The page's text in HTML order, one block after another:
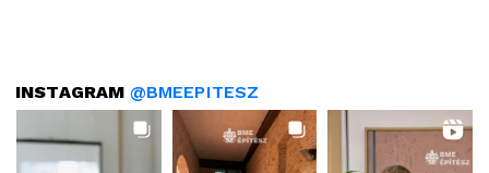
INSTAGRAM @BMEEPITESZ